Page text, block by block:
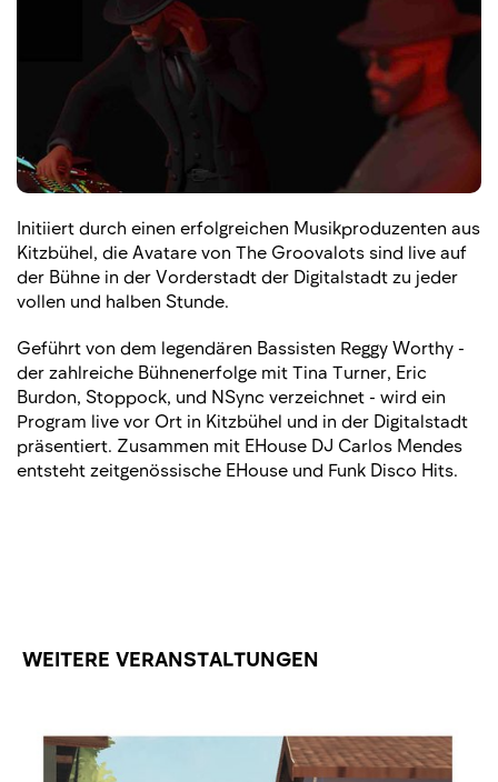
Initiiert durch einen erfolgreichen Musikproduzenten aus
Kitzbühel, die Avatare von The Groovalots sind live auf
der Bühne in der Vorderstadt der Digitalstadt zu jeder
vollen und halben Stunde.
Geführt von dem legendären Bassisten Reggy Worthy -
der zahlreiche Bühnenerfolge mit Tina Turner, Eric
Burdon, Stoppock, und NSync verzeichnet - wird ein
Program live vor Ort in Kitzbühel und in der Digitalstadt
präsentiert. Zusammen mit EHouse DJ Carlos Mendes
entsteht zeitgenössische EHouse und Funk Disco Hits.
WEITERE VERANSTALTUNGEN